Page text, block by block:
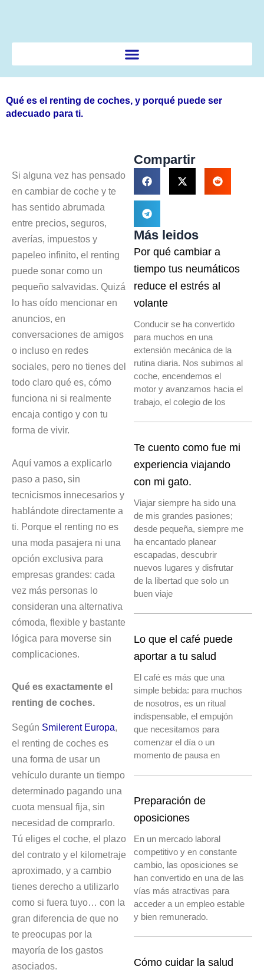
Qué es el renting de coches, y porqué puede ser
adecuado para ti.
Si alguna vez has pensado
en cambiar de coche y te
has sentido abrumada
entre precios, seguros,
averías, impuestos y
papeleo infinito, el renting
puede sonar como un
pequeño salvavidas. Quizá
lo has oído mencionar en
anuncios, en
conversaciones de amigos
o incluso en redes
sociales, pero no tienes del
todo claro qué es, cómo
funciona ni si realmente
encaja contigo y con tu
forma de vivir.
Aquí vamos a explicarlo
paso a paso, sin
tecnicismos innecesarios y
hablándote directamente a
ti. Porque el renting no es
una moda pasajera ni una
opción exclusiva para
empresas grandes: cada
vez más personas lo
consideran una alternativa
cómoda, flexible y bastante
lógica para moverse sin
complicaciones.
Qué es exactamente el
renting de coches.
Según Smilerent Europa,
el renting de coches es
una forma de usar un
vehículo durante un tiempo
determinado pagando una
cuota mensual fija, sin
necesidad de comprarlo.
Tú eliges el coche, el plazo
del contrato y el kilometraje
aproximado, y a cambio
tienes derecho a utilizarlo
como si fuera tuyo… con la
gran diferencia de que no
te preocupas por la
mayoría de los gastos
asociados.
Compartir
Más leidos
Por qué cambiar a
tiempo tus neumáticos
reduce el estrés al
volante
Conducir se ha convertido
para muchos en una
extensión mecánica de la
rutina diaria. Nos subimos al
coche, encendemos el
motor y avanzamos hacia el
trabajo, el colegio de los
Te cuento como fue mi
experiencia viajando
con mi gato.
Viajar siempre ha sido una
de mis grandes pasiones;
desde pequeña, siempre me
ha encantado planear
escapadas, descubrir
nuevos lugares y disfrutar
de la libertad que solo un
buen viaje
Lo que el café puede
aportar a tu salud
El café es más que una
simple bebida: para muchos
de nosotros, es un ritual
indispensable, el empujón
que necesitamos para
comenzar el día o un
momento de pausa en
Preparación de
oposiciones
En un mercado laboral
competitivo y en constante
cambio, las oposiciones se
han convertido en una de las
vías más atractivas para
acceder a un empleo estable
y bien remunerado.
Cómo cuidar la salud